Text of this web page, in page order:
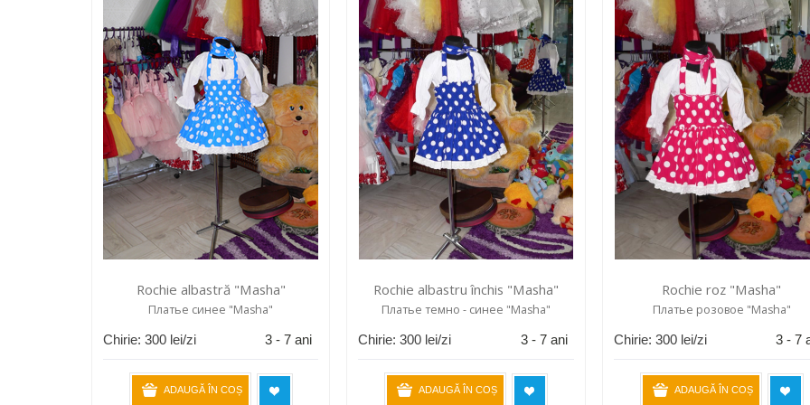
Rochie albastră "Masha"
Платье cинее "Masha"
Chirie: 300 lei/zi 3 - 7 ani
ADAUGĂ ÎN COȘ
Rochie albastru închis "Masha"
Платье темно - синее "Masha"
Chirie:300 lei/zi 3 - 7 ani
ADAUGĂ ÎN COȘ
Rochie roz "Masha"
Платье розовое "Masha"
Chirie: 300lei/zi 3 - 7
ADAUGĂ ÎN COȘ